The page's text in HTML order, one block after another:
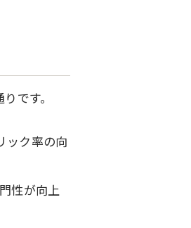
です。
ック率の向
性が向上